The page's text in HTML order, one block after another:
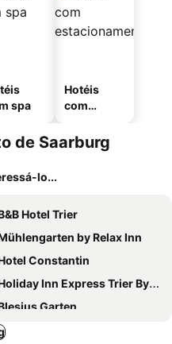
spa
Hotéis
com
mento
de Saarburg
lo...
Hotel Trier
by Relax Inn
Constantin
Inn Express Trier By Ihg
Garten
City Hotel